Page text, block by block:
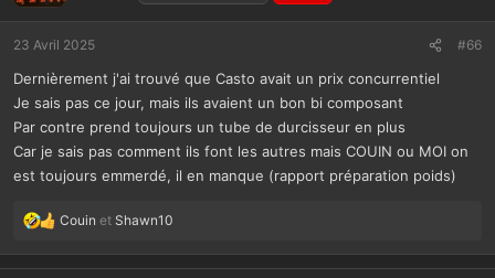
23 Avril 2025 #66
Dernièrement j'ai trouvé que Casto avait un prix concurrentiel
Je sais pas ce jour, mais ils avaient un bon bi composant
Par contre prend toujours un tube de durcisseur en plus
Car je sais pas comment ils font les autres mais COUIN ou MOI on
est toujours emmerdé, il en manque (rapport préparation poids)
L
s
Couin et Shawn10